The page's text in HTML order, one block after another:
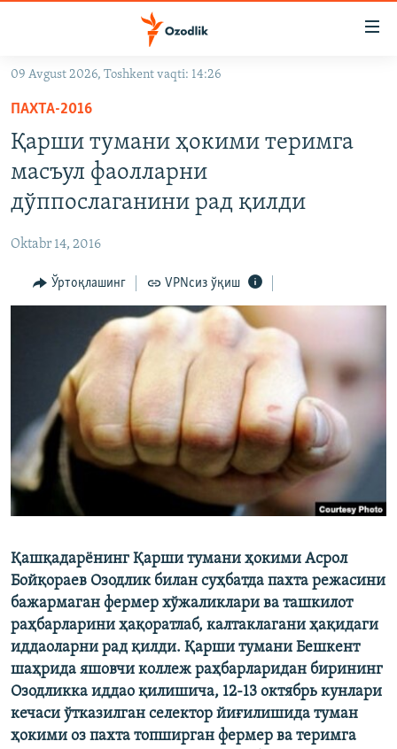
Асосий
навигацияга
ўтинг
Қидиришга
ўтинг
OZODARXIV
На русском
ИЖТИМОИЙ ТАРМОҚЛАР
Озодлик бошқа тилларда
09 Avgust 2026, Toshkent vaqti: 14:26
ПАХТА-2016
Қарши тумани ҳокими теримга
масъул фаолларни
дўппослаганини рад қилди
Oktabr 14, 2016
Ўртоқлашинг VPNсиз ўқиш
Қашқадарёнинг Қарши тумани ҳокими Асрол
Бойқораев Озодлик билан суҳбатда пахта режасини
бажармаган фермер хўжаликлари ва ташкилот
раҳбарларини ҳақоратлаб, калтаклагани ҳақидаги
иддаоларни рад қилди. Қарши тумани Бешкент
шаҳрида яшовчи коллеж раҳбарларидан бирининг
Озодликка иддао қилишича, 12-13 октябрь кунлари
кечаси ўтказилган селектор йиғилишида туман
ҳокими оз пахта топширган фермер ва теримга